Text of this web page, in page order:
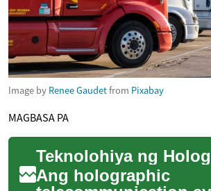
Image by Renee Gaudetfrom Pixabay
MAGBASA PA
Ang holographic